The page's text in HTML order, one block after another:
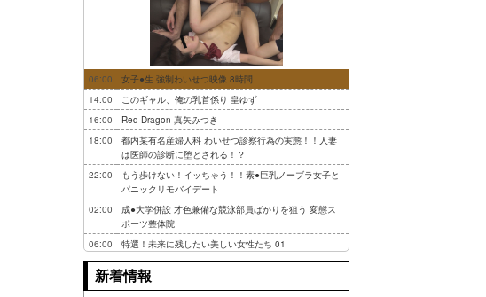
06:00
女子●生 強制わいせつ映像 8時間
14:00
このギャル、俺の乳首係り 皇ゆず
16:00
Red Dragon 真矢みつき
18:00
都内某有名産婦人科 わいせつ診察行為の実態！！人妻
は医師の診断に堕とされる！？
22:00
もう歩けない！イッちゃう！！素●巨乳ノーブラ女子と
パニックリモバイデート
02:00
成●大学併設 才色兼備な競泳部員ばかりを狙う 変態ス
ポーツ整体院
06:00
特選！未来に残したい美しい女性たち 01
新着情報